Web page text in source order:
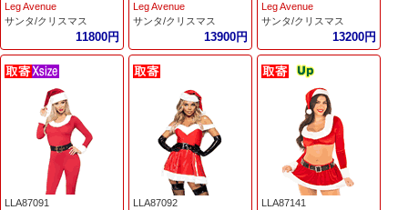
Leg Avenue
サンタ/クリスマス
11800円
Leg Avenue
サンタ/クリスマス
13900円
Leg Avenue
サンタ/クリスマス
13200円
LLA87091 LLA87092 LLA87141